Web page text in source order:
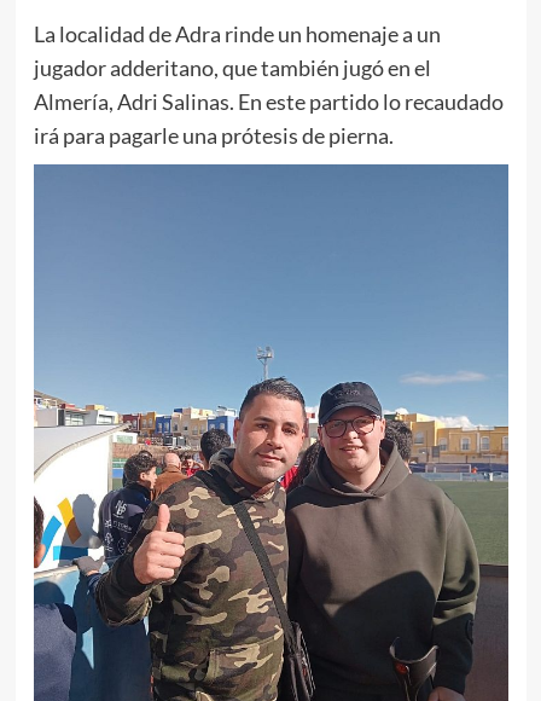
La localidad de Adra rinde un homenaje a un
jugador adderitano, que también jugó en el
Almería, Adri Salinas. En este partido lo recaudado
irá para pagarle una prótesis de pierna.